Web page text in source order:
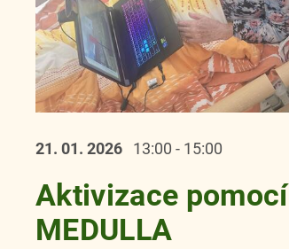
21. 01. 2026 13:00 - 15:00
Aktivizace pomocí
MEDULLA